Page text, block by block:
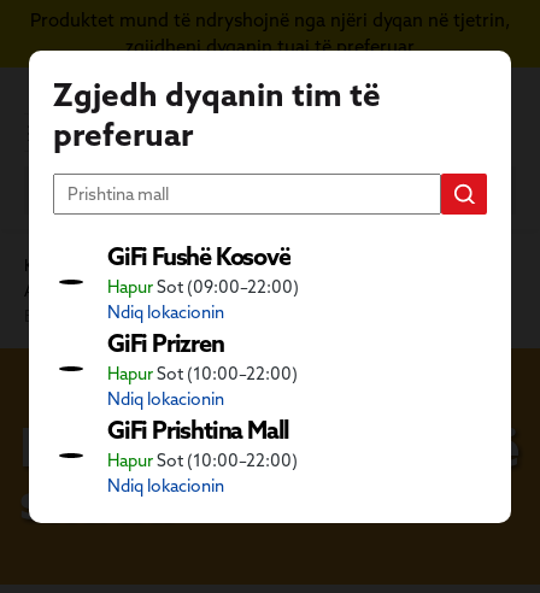
Kapërce te përmbajtja kryesore
Produktet mund të ndryshojnë nga njëri dyqan në tjetrin,
zgjidheni dyqanin tuaj të preferuar
Zgjedh dyqanin tim të
preferuar
GiFi Fushë Kosovë
HapurSot (09:00–22:00)
Ndiq lokacionin
GiFi Prizren
HapurSot (10:00–22:00)
Ndiq lokacionin
GiFi Prishtina Mall
HapurSot (10:00–22:00)
Ndiq lokacionin
Kategoritë GiFi
Mobilie dhe dekore
Artikuj shtëpiak nga tekstili
Mbulesa shtrati
Batanije dhe mbulesë shtrati
Batanije dhe mbulesë
shtrati